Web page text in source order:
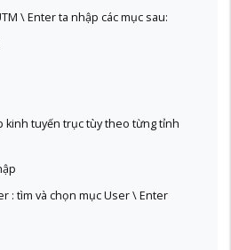
\ Enter ta nhập các mục sau:
kinh tuyến trục tùy theo từng tỉnh
: tìm và chọn mục User \ Enter